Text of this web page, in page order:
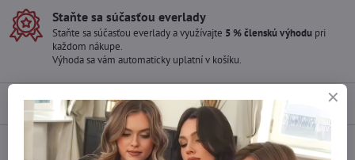
Staňte sa súčasťou everlady
Staňte sa súčasťou everlady a využívajte 5 % členskú výhodu pri
každom nákupe.
Výhoda sa vám automaticky uplatní v košíku.
Popis
0